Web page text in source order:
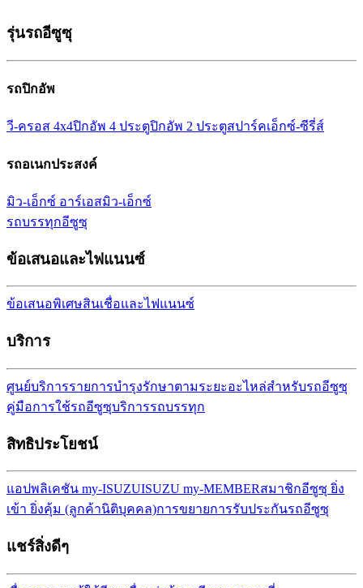
รุ่นรถอีซูซุ
รถปิกอัพ
วี-ครอส 4x4ปิกอัพ 4 ประตูปิกอัพ 2 ประตูสปาร์คเอ็กซ์-ซีรี่ส์
รถอเนกประสงค์
มิว-เอ็กซ์ อาร์เอสมิว-เอ็กซ์
รถบรรทุกอีซูซุ
ข้อเสนอและไฟแนนซ์
ข้อเสนอพิเศษสินเชื่อและไฟแนนซ์
บริการ
ศูนย์บริการรายการบำรุงรักษาตามระยะอะไหล่สำหรับรถอีซูซุ
คู่มือการใช้รถอีซูซุบริการรถบรรทุก
สิทธิประโยชน์
แอปพลิเคชัน my-ISUZUISUZU my-MEMBERสมาชิกอีซูซุ ยิ่ง
เข้า ยิ่งคุ้ม (ลูกค้านิติบุคคล)การขยายการรับประกันรถอีซูซุ
แชร์สิ่งดีๆ